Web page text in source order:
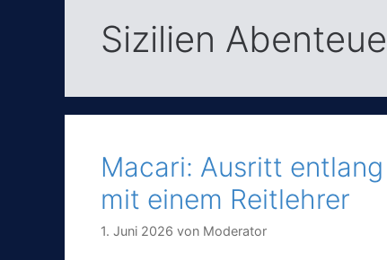
Sizilien
Macari: Ausritt
mit einem Reitlehrer
1. Juni 2026 von Moderator